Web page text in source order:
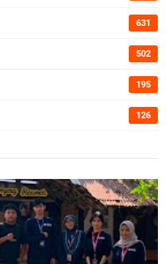
631
502
195
126